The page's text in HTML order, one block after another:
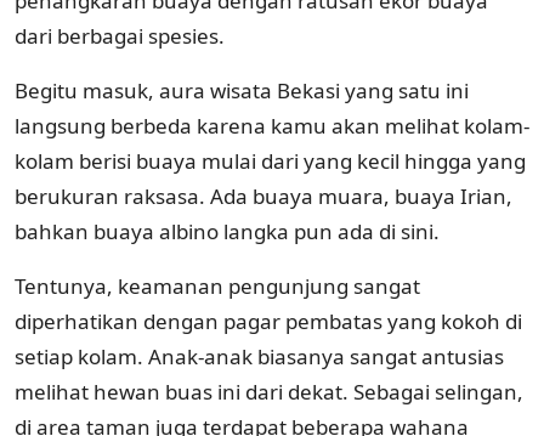
dari berbagai spesies.
Begitu masuk, aura wisata Bekasi yang satu ini
langsung berbeda karena kamu akan melihat kolam-
kolam berisi buaya mulai dari yang kecil hingga yang
berukuran raksasa. Ada buaya muara, buaya Irian,
bahkan buaya albino langka pun ada di sini.
Tentunya, keamanan pengunjung sangat
diperhatikan dengan pagar pembatas yang kokoh di
setiap kolam. Anak-anak biasanya sangat antusias
melihat hewan buas ini dari dekat. Sebagai selingan,
di area taman juga terdapat beberapa wahana